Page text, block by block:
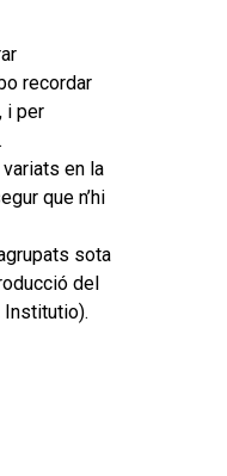
recordar
i per
en la
que n’hi
sota
del
Institutio).